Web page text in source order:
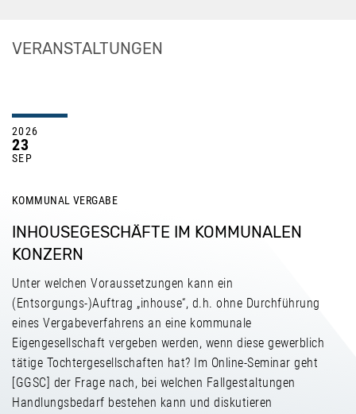
VERANSTALTUNGEN
2026
23
SEP
KOMMUNAL VERGABE
INHOUSEGESCHÄFTE IM KOMMUNALEN
KONZERN
Unter welchen Voraussetzungen kann ein
(Entsorgungs-)Auftrag „inhouse“, d.h. ohne Durchführung
eines Vergabeverfahrens an eine kommunale
Eigengesellschaft vergeben werden, wenn diese gewerblich
tätige Tochtergesellschaften hat? Im Online-Seminar geht
[GGSC] der Frage nach, bei welchen Fallgestaltungen
Handlungsbedarf bestehen kann und diskutieren